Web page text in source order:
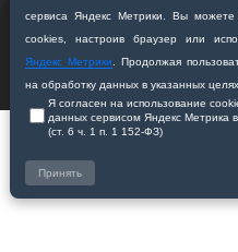
сервиса Яндекс Метрики. Вы можете
cookies, настроив браузер или
Яндекс Метрики . Продолжая
на обработку данных в указанных целях.
Я согласен на использование
данных сервисом Яндекс Метрика
(ст. 6 ч. 1 п. 1 152‑ФЗ)
Принять
Разработано